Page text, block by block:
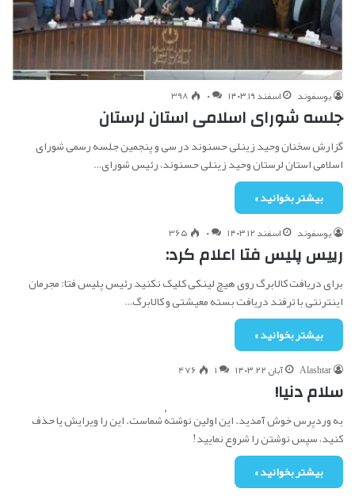
یوسفوند اسفند ۱۹, ۱۴۰۳ ۰ 398
جلسه شورای اسلامی استان لرستان
گزارش سخنان وحید زینلی حسنوند در سی و پنجمین جلسه رسمی شورای
اسلامی استان لرستان وحید زینلی حسنوند، رئیس شورای…
بیشتر بخوانید »
یوسفوند اسفند ۱۲, ۱۴۰۳ ۰ 365
رییس پلیس فتا اعلام کرد:
برای دریافت کالابرگ روی هیچ لینکی کلیک نکنید رئیس پلیس فتا: مجرمان
اینترنتی با ترفند دریافت بسته معیشتی و کالابرگ…
بیشتر بخوانید »
Alashtar آبان ۲۲, ۱۴۰۳ ۱ 476
سلام دنیا!
به وردپرس خوش آمدید. این اولین نوشتهٔ شماست. این را ویرایش یا حذف
کنید، سپس نوشتن را شروع نمایید!
بیشتر بخوانید »